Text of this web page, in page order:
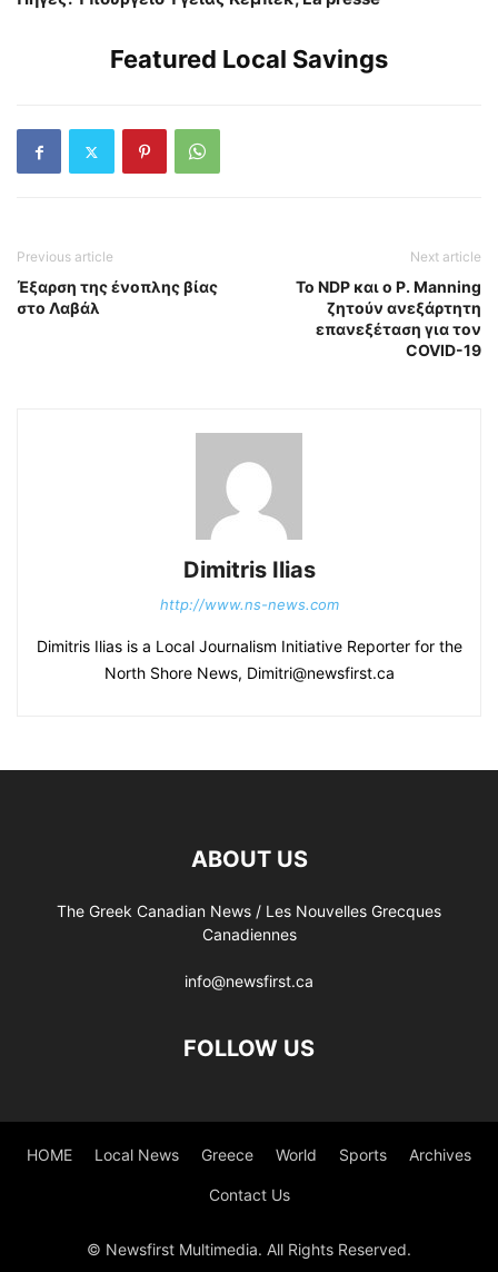
Featured Local Savings
Previous article
Έξαρση της ένοπλης βίας
στο Λαβάλ
Next article
Το NDP και ο P. Manning
ζητούν ανεξάρτητη
επανεξέταση για τον
COVID-19
Dimitris Ilias
http://www.ns-news.com
Dimitris Ilias is a Local Journalism Initiative Reporter for the
North Shore News, Dimitri@newsfirst.ca
ABOUT US
The Greek Canadian News / Les Nouvelles Grecques
Canadiennes
info@newsfirst.ca
FOLLOW US
HOME Local News Greece World Sports Archives
Contact Us
© Newsfirst Multimedia. All Rights Reserved.